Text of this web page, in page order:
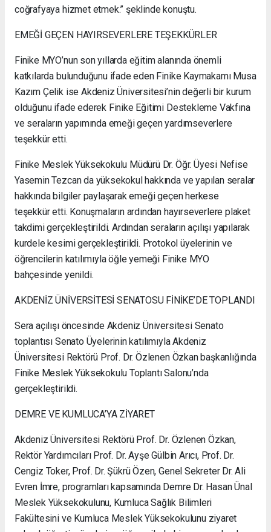
coğrafyaya hizmet etmek.” şeklinde konuştu.
EMEĞİ GEÇEN HAYIRSEVERLERE TEŞEKKÜRLER
Finike MYO’nun son yıllarda eğitim alanında önemli
katkılarda bulunduğunu ifade eden Finike Kaymakamı Musa
Kazım Çelik ise Akdeniz Üniversitesi’nin değerli bir kurum
olduğunu ifade ederek Finike Eğitimi Destekleme Vakfına
ve seraların yapımında emeği geçen yardımseverlere
teşekkür etti.
Finike Meslek Yüksekokulu Müdürü Dr. Öğr. Üyesi Nefise
Yasemin Tezcan da yüksekokul hakkında ve yapılan seralar
hakkında bilgiler paylaşarak emeği geçen herkese
teşekkür etti. Konuşmaların ardından hayırseverlere plaket
takdimi gerçekleştirildi. Ardından seraların açılışı yapılarak
kurdele kesimi gerçekleştirildi. Protokol üyelerinin ve
öğrencilerin katılımıyla öğle yemeği Finike MYO
bahçesinde yenildi.
AKDENİZ ÜNİVERSİTESİ SENATOSU FİNİKE’DE TOPLANDI
Sera açılışı öncesinde Akdeniz Üniversitesi Senato
toplantısı Senato Üyelerinin katılımıyla Akdeniz
Üniversitesi Rektörü Prof. Dr. Özlenen Özkan başkanlığında
Finike Meslek Yüksekokulu Toplantı Salonu’nda
gerçekleştirildi.
DEMRE VE KUMLUCA’YA ZİYARET
Akdeniz Üniversitesi Rektörü Prof. Dr. Özlenen Özkan,
Rektör Yardımcıları Prof. Dr. Ayşe Gülbin Arıcı, Prof. Dr.
Cengiz Toker, Prof. Dr. Şükrü Özen, Genel Sekreter Dr. Ali
Evren İmre, programları kapsamında Demre Dr. Hasan Ünal
Meslek Yüksekokulunu, Kumluca Sağlık Bilimleri
Fakültesini ve Kumluca Meslek Yüksekokulunu ziyaret